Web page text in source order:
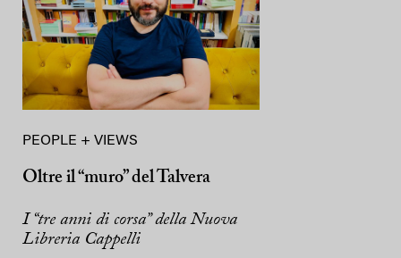
PEOPLE + VIEWS
Oltre il “muro” del Talvera
I “tre anni di corsa” della Nuova
Libreria Cappelli